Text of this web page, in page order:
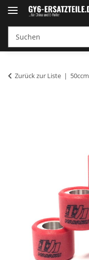
Zurück zur Liste 50ccm